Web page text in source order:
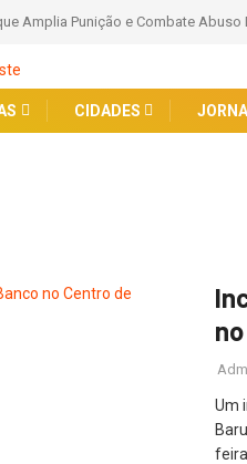
Amplia Punição e Combate
CIDADES
Um